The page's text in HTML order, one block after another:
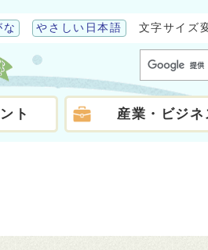
な やさしい日本語 文字サイズ
ト 産業・ビジネ